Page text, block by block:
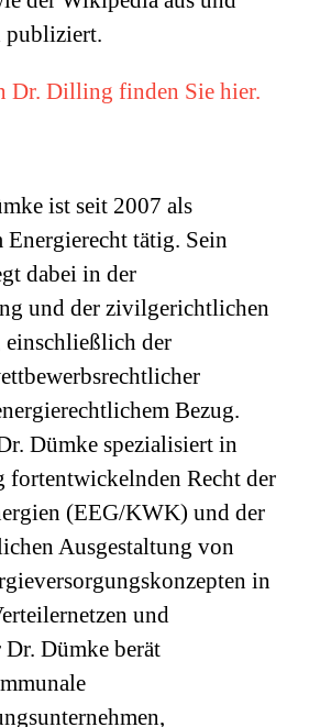
publiziert.
Dr. Dilling finden Sie hier.
ist seit 2007 als
Energierecht tätig. Sein
dabei in der
und der zivilgerichtlichen
einschließlich der
Bezug.
Dümke spezialisiert in
fortentwickelnden Recht der
(EEG/KWK) und der
Ausgestaltung von
in
und
Dümke berät